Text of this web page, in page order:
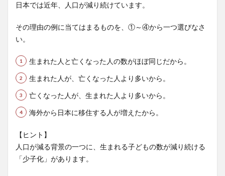
日本では近年、人口が減り続けています。
その理由の例に当てはまるものを、①～④から一つ選びなさ
い。
生まれた人と亡くなった人の数がほぼ同じだから。
生まれた人が、亡くなった人より多いから。
亡くなった人が、生まれた人より多いから。
海外から日本に移住する人が増えたから。
【ヒント】
人口が減る背景の一つに、生まれる子どもの数が減り続ける
「少子化」があります。